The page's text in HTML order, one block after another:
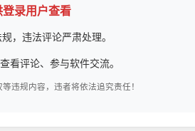
录用户查看
，违法评论严肃处理。
看评论、参与软件交流。
违规内容，违者将依法追究责任！